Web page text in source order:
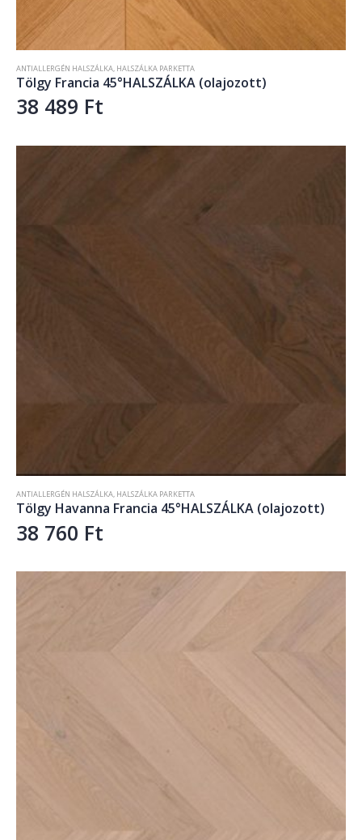
ANTIALLERGÉN HALSZÁLKA HALSZÁLKA PARKETTA
Tölgy Francia 45°HALSZÁLKA (olajozott)
38 489 Ft
ANTIALLERGÉN HALSZÁLKA, HALSZÁLKA PARKETTA
Tölgy Havanna Francia 45°HALSZÁLKA (olajozott)
38 760 Ft